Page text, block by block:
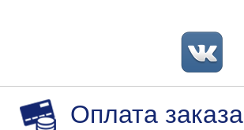
Оплата заказа